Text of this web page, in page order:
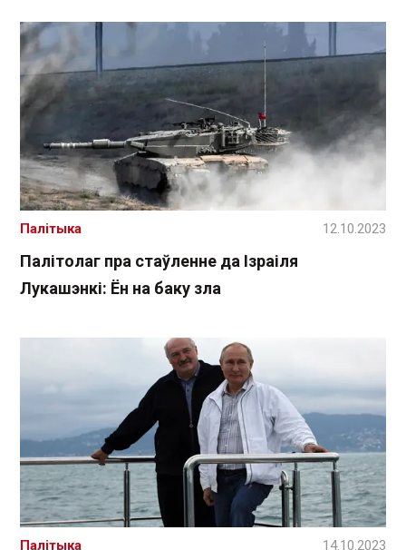
Палітолаг пра стаўленне да Ізраіля
Лукашэнкі: Ён на баку зла
Палітыка 12.10.2023
Палітыка 14.10.2023